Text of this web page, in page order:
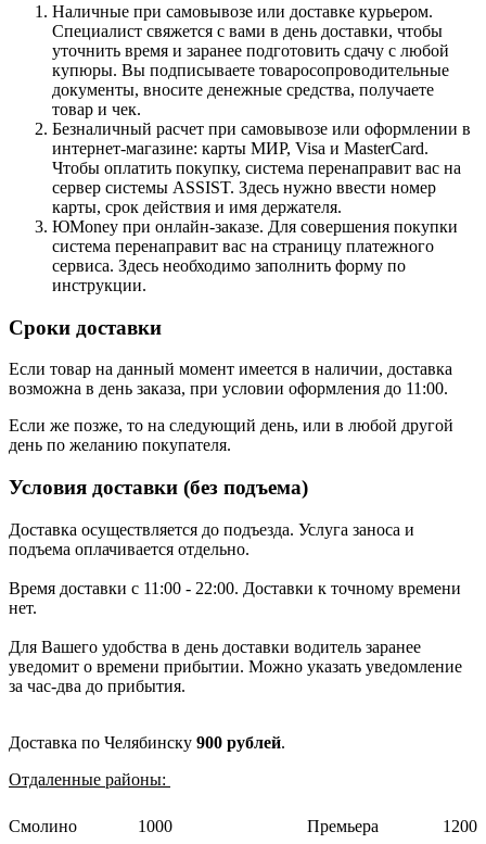
Наличные при самовывозе или доставке курьером.
Специалист свяжется с вами в день доставки, чтобы
уточнить время и заранее подготовить сдачу с любой
купюры. Вы подписываете товаросопроводительные
документы, вносите денежные средства, получаете
товар и чек.
Безналичный расчет при самовывозе или оформлении в
интернет-магазине: карты МИР, Visa и MasterCard.
Чтобы оплатить покупку, система перенаправит вас на
сервер системы ASSIST. Здесь нужно ввести номер
карты, срок действия и имя держателя.
ЮMoney при онлайн-заказе. Для совершения покупки
система перенаправит вас на страницу платежного
сервиса. Здесь необходимо заполнить форму по
инструкции.
Сроки доставки
Если товар на данный момент имеется в наличии, доставка
возможна в день заказа, при условии оформления до 11:00.
Если же позже, то на следующий день, или в любой другой
день по желанию покупателя.
Условия доставки (без подъема)
Доставка осуществляется до подъезда. Услуга заноса и
подъема оплачивается отдельно.
Время доставки с 11:00 - 22:00. Доставки к точному времени
нет.
Для Вашего удобства в день доставки водитель заранее
уведомит о времени прибытии. Можно указать уведомление
за час-два до прибытия.
Доставка по Челябинску 900 рублей.
Отдаленные районы:
Смолино 1000 Премьера
1200